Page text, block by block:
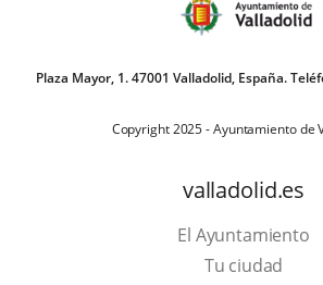
Plaza Mayor, 1. 47001 Valladolid, España.
Copyright 2025 - Ayuntamiento de
valladolid.es
El Ayuntamiento
Tu ciudad